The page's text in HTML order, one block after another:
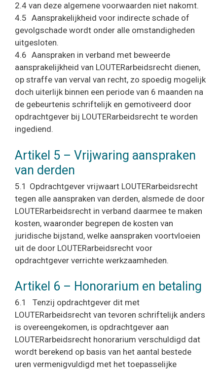
2.4 van deze algemene voorwaarden niet nakomt.
4.5 Aansprakelijkheid voor indirecte schade of
gevolgschade wordt onder alle omstandigheden
uitgesloten.
4.6 Aanspraken in verband met beweerde
aansprakelijkheid van LOUTERarbeidsrecht dienen,
op straffe van verval van recht, zo spoedig mogelijk
doch uiterlijk binnen een periode van 6 maanden na
de gebeurtenis schriftelijk en gemotiveerd door
opdrachtgever bij LOUTERarbeidsrecht te worden
ingediend.
Artikel 5 – Vrijwaring aanspraken
van derden
5.1 Opdrachtgever vrijwaart LOUTERarbeidsrecht
tegen alle aanspraken van derden, alsmede de door
LOUTERarbeidsrecht in verband daarmee te maken
kosten, waaronder begrepen de kosten van
juridische bijstand, welke aanspraken voortvloeien
uit de door LOUTERarbeidsrecht voor
opdrachtgever verrichte werkzaamheden.
Artikel 6 – Honorarium en betaling
6.1 Tenzij opdrachtgever dit met
LOUTERarbeidsrecht van tevoren schriftelijk anders
is overeengekomen, is opdrachtgever aan
LOUTERarbeidsrecht honorarium verschuldigd dat
wordt berekend op basis van het aantal bestede
uren vermenigvuldigd met het toepasselijke